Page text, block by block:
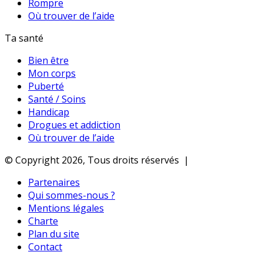
Rompre
Où trouver de l’aide
Ta santé
Bien être
Mon corps
Puberté
Santé / Soins
Handicap
Drogues et addiction
Où trouver de l’aide
© Copyright 2026, Tous droits réservés |
Partenaires
Qui sommes-nous ?
Mentions légales
Charte
Plan du site
Contact